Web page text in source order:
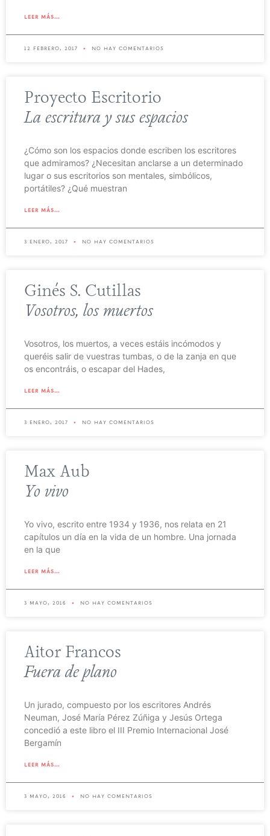
leer más...
12 febrero, 2017 no hay comentarios
Proyecto Escritorio
La escritura y sus espacios
¿Cómo son los espacios donde escriben los escritores
que admiramos? ¿Necesitan anclarse a un determinado
lugar o sus escritorios son mentales, simbólicos,
portátiles? ¿Qué muestran
leer más...
3 enero, 2017 no hay comentarios
Ginés S. Cutillas
Vosotros, los muertos
Vosotros, los muertos, a veces estáis incómodos y
queréis salir de vuestras tumbas, o de la zanja en que
os encontráis, o escapar del Hades,
leer más...
3 enero, 2017 no hay comentarios
Max Aub
Yo vivo
Yo vivo, escrito entre 1934 y 1936, nos relata en 21
capítulos un día en la vida de un hombre. Una jornada
en la que
leer más...
3 mayo, 2016 no hay comentarios
Aitor Francos
Fuera de plano
Un jurado, compuesto por los escritores Andrés
Neuman, José María Pérez Zúñiga y Jesús Ortega
concedió a este libro el III Premio Internacional José
Bergamín
leer más...
3 mayo, 2016 no hay comentarios